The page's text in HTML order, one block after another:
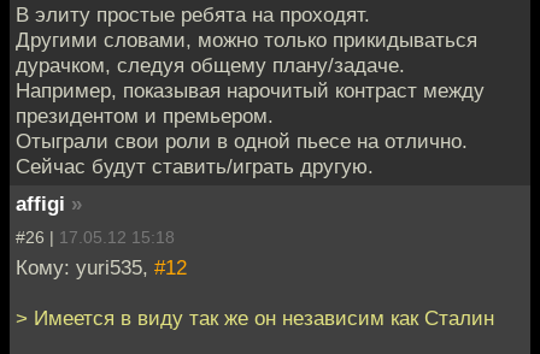
В элиту простые ребята на проходят.
Другими словами, можно только прикидываться
дурачком, следуя общему плану/задаче.
Например, показывая нарочитый контраст между
президентом и премьером.
Отыграли свои роли в одной пьесе на отлично.
Сейчас будут ставить/играть другую.
affigi »
#26 | 17.05.12 15:18
Кому: yuri535, #12
> Имеется в виду так же он независим как Сталин